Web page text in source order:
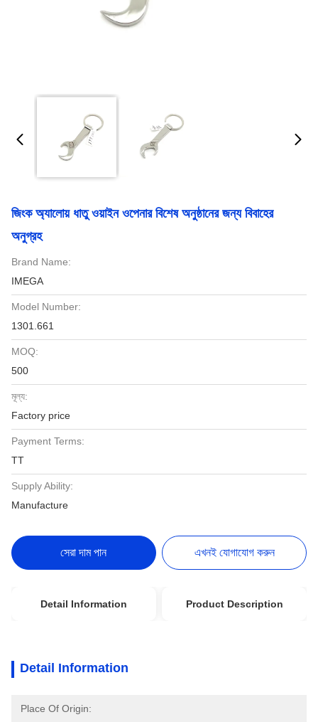
জিংক অ্যালোয় ধাতু ওয়াইন ওপেনার বিশেষ অনুষ্ঠানের জন্য বিবাহের
অনুগ্রহ
Brand Name:
IMEGA
Model Number:
1301.661
MOQ:
500
মূল্য:
Factory price
Payment Terms:
TT
Supply Ability:
Manufacture
সেরা দাম পান এখনই যোগাযোগ করুন
Detail Information Product Description
Detail Information
Place Of Origin: